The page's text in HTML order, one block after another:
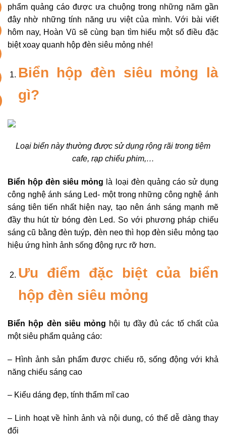
phẩm quảng cáo được ưa chuộng trong những năm gần
đây nhờ những tính năng ưu việt của mình. Với bài viết
hôm nay, Hoàn Vũ sẽ cùng bạn tìm hiểu một số điều đặc
biệt xoay quanh hộp đèn siêu mỏng nhé!
Biển hộp đèn siêu mỏng là
gì?
Loại biển này thường được sử dụng rộng rãi trong tiệm
cafe, rạp chiếu phim,…
Biển hộp đèn siêu mỏng là loại đèn quảng cáo sử dụng
công nghệ ánh sáng Led- một trong những công nghệ ánh
sáng tiên tiến nhất hiện nay, tạo nên ánh sáng mạnh mẽ
đầy thu hút từ bóng đèn Led. So với phương pháp chiếu
sáng cũ bằng đèn tuýp, đèn neo thì họp đèn siêu mỏng tạo
hiệu ứng hình ảnh sống động rực rỡ hơn.
Ưu điểm đặc biệt của biển
hộp đèn siêu mỏng
Biển hộp đèn siêu mỏng hội tụ đầy đủ các tố chất của
một siêu phẩm quảng cáo:
– Hình ảnh sản phẩm được chiếu rõ, sống động với khả
năng chiếu sáng cao
– Kiểu dáng đẹp, tính thẩm mĩ cao
– Linh hoạt về hình ảnh và nội dung, có thể dễ dàng thay
đổi